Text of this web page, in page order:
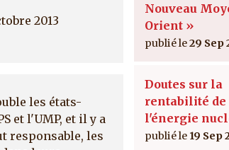
2013
les états-
et l'UMP, et il y a
responsable, les
Nouveau
Orient »
29 Sep
Doutes sur la
rentabilité de
l'énergie
19 Sep